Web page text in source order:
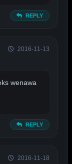
REPLY
2016-11-13
wenawa
REPLY
2016-11-18